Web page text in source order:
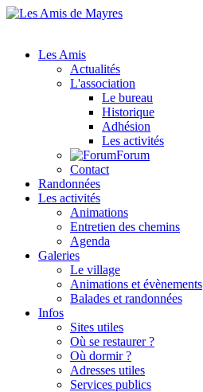
Les Amis
Actualités
L'association
Le bureau
Historique
Adhésion
Les activités
Forum
Contact
Randonnées
Les activités
Animations
Entretien des chemins
Agenda
Galeries
Le village
Animations et évènements
Balades et randonnées
Infos
Sites utiles
Où se restaurer ?
Où dormir ?
Adresses utiles
Services publics